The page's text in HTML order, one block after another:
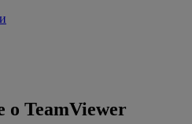
о TeamViewer